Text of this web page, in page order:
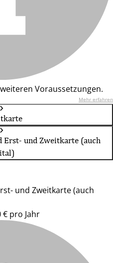
Voraussetzungen.
Mehr erfahren
Erst- und Zweitkarte (auch
und Zweitkarte (auch
€ pro Jahr